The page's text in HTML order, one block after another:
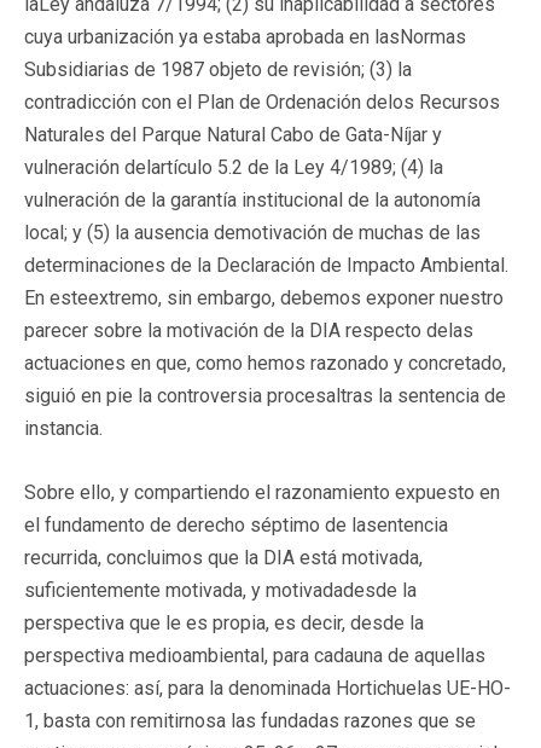
cuya urbanización ya estaba aprobada en lasNormas
Subsidiarias de 1987 objeto de revisión; (3) la
contradicción con el Plan de Ordenación delos Recursos
Naturales del Parque Natural Cabo de Gata-Níjar y
vulneración delartículo 5.2 de la Ley 4/1989; (4) la
vulneración de la garantía institucional de la autonomía
local; y (5) la ausencia demotivación de muchas de las
determinaciones de la Declaración de Impacto Ambiental.
En esteextremo, sin embargo, debemos exponer nuestro
parecer sobre la motivación de la DIA respecto delas
actuaciones en que, como hemos razonado y concretado,
siguió en pie la controversia procesaltras la sentencia de
instancia.
Sobre ello, y compartiendo el razonamiento expuesto en
el fundamento de derecho séptimo de lasentencia
recurrida, concluimos que la DIA está motivada,
suficientemente motivada, y motivadadesde la
perspectiva que le es propia, es decir, desde la
perspectiva medioambiental, para cadauna de aquellas
actuaciones: así, para la denominada Hortichuelas UE-HO-
1, basta con remitirnosa las fundadas razones que se